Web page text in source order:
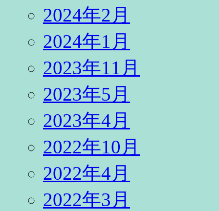
2024年2月
2024年1月
2023年11月
2023年5月
2023年4月
2022年10月
2022年4月
2022年3月